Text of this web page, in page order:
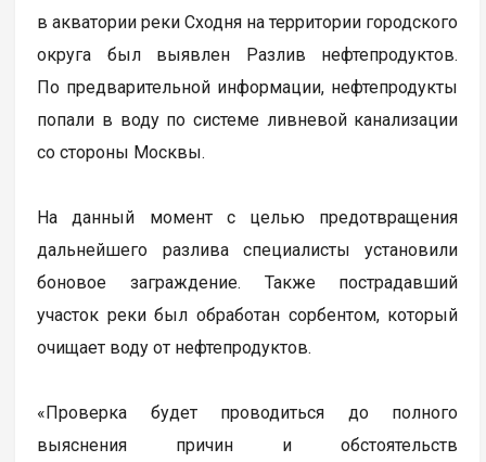
в акватории реки Сходня на территории городского
округа был выявлен Разлив нефтепродуктов.
По предварительной информации, нефтепродукты
попали в воду по системе ливневой канализации
со стороны Москвы.
На данный момент с целью предотвращения
дальнейшего разлива специалисты установили
боновое заграждение. Также пострадавший
участок реки был обработан сорбентом, который
очищает воду от нефтепродуктов.
«Проверка будет проводиться до полного
выяснения причин и обстоятельств